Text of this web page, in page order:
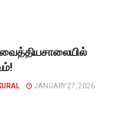
வைத்தியசாலையில்
JANUARY 27, 2026